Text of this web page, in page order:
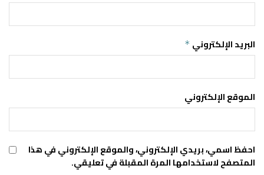
البريد الإلكتروني *
الموقع الإلكتروني
احفظ اسمي، بريدي الإلكتروني، والموقع الإلكتروني في هذا
المتصفح لاستخدامها المرة المقبلة في تعليقي.